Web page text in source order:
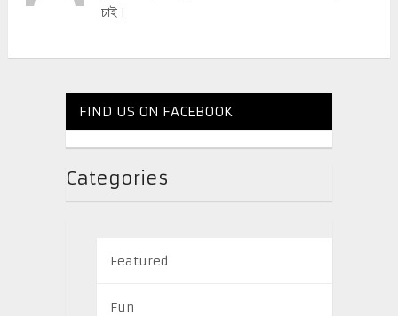
চাই।
FIND US ON FACEBOOK
Categories
Featured
Fun